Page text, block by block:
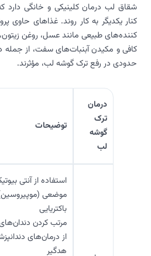
شقاق لب درمان کلینیکی و خانگی دارد
کنار یکدیگر به کار روند. غذاهای حاوی
کننده‌های طبیعی مانند عسل، روغن
کافی و مکیدن آبنبات‌های سفت، از جمله
حدودی در رفع ترک‌ گوشه لب، مؤثرند.
درمان
ترک
گوشه
لب
توضیحات
استفاده از آنتی
موضعی
باکتریایی
مرتب کردن
از درمان‌های
هدگیر